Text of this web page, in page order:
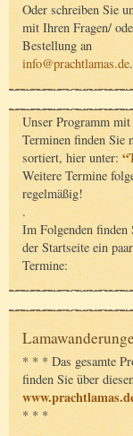
Oder schreiben Sie
mit Ihren Fragen/
Bestellung an
info@prachtlamas.de.
Unser Programm mit
Terminen finden Sie
sortiert, hier unter:
Weitere Termine
regelmäßig!
.
Im Folgenden finden
der Startseite ein
Termine:
* * * Das gesamte
finden Sie über
* * *